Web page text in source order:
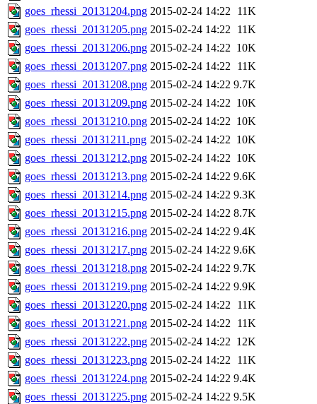
goes_rhessi_20131204.png 2015-02-24 14:22 11K
goes_rhessi_20131205.png 2015-02-24 14:22 11K
goes_rhessi_20131206.png 2015-02-24 14:22 10K
goes_rhessi_20131207.png 2015-02-24 14:22 11K
goes_rhessi_20131208.png 2015-02-24 14:22 9.7K
goes_rhessi_20131209.png 2015-02-24 14:22 10K
goes_rhessi_20131210.png 2015-02-24 14:22 10K
goes_rhessi_20131211.png 2015-02-24 14:22 10K
goes_rhessi_20131212.png 2015-02-24 14:22 10K
goes_rhessi_20131213.png 2015-02-24 14:22 9.6K
goes_rhessi_20131214.png 2015-02-24 14:22 9.3K
goes_rhessi_20131215.png 2015-02-24 14:22 8.7K
goes_rhessi_20131216.png 2015-02-24 14:22 9.4K
goes_rhessi_20131217.png 2015-02-24 14:22 9.6K
goes_rhessi_20131218.png 2015-02-24 14:22 9.7K
goes_rhessi_20131219.png 2015-02-24 14:22 9.9K
goes_rhessi_20131220.png 2015-02-24 14:22 11K
goes_rhessi_20131221.png 2015-02-24 14:22 11K
goes_rhessi_20131222.png 2015-02-24 14:22 12K
goes_rhessi_20131223.png 2015-02-24 14:22 11K
goes_rhessi_20131224.png 2015-02-24 14:22 9.4K
goes_rhessi_20131225.png 2015-02-24 14:22 9.5K